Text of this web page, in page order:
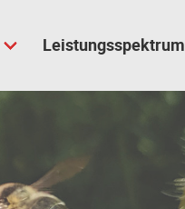
Leistungsspektrum